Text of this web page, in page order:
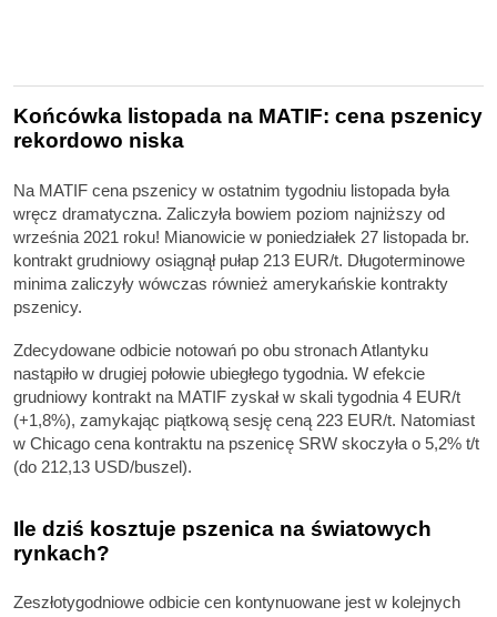
Końcówka listopada na MATIF: cena pszenicy
rekordowo niska
Na MATIF cena pszenicy w ostatnim tygodniu listopada była
wręcz dramatyczna. Zaliczyła bowiem poziom najniższy od
września 2021 roku! Mianowicie w poniedziałek 27 listopada br.
kontrakt grudniowy osiągnął pułap 213 EUR/t. Długoterminowe
minima zaliczyły wówczas również amerykańskie kontrakty
pszenicy.
Zdecydowane odbicie notowań po obu stronach Atlantyku
nastąpiło w drugiej połowie ubiegłego tygodnia. W efekcie
grudniowy kontrakt na MATIF zyskał w skali tygodnia 4 EUR/t
(+1,8%), zamykając piątkową sesję ceną 223 EUR/t. Natomiast
w Chicago cena kontraktu na pszenicę SRW skoczyła o 5,2% t/t
(do 212,13 USD/buszel).
Ile dziś kosztuje pszenica na światowych
rynkach?
Zeszłotygodniowe odbicie cen kontynuowane jest w kolejnych